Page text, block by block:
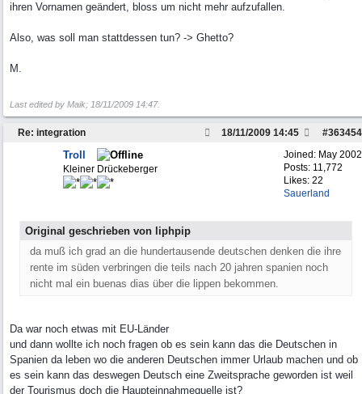
ihren Vornamen geändert, bloss um nicht mehr aufzufallen.
Also, was soll man stattdessen tun? -> Ghetto?
M.
Last edited by Maik; 18/11/2009 14:47.
Re: integration #363454
18/11/2009 14:45
Joined: May 2002
Posts: 11,772
Likes: 22
Sauerland
Troll
Kleiner Drückeberger
Original geschrieben von liphpip
da muß ich grad an die hundertausende deutschen denken die ihre
rente im süden verbringen die teils nach 20 jahren spanien noch
nicht mal ein buenas dias über die lippen bekommen.
Da war noch etwas mit EU-Länder
und dann wollte ich noch fragen ob es sein kann das die Deutschen in
Spanien da leben wo die anderen Deutschen immer Urlaub machen und ob
es sein kann das deswegen Deutsch eine Zweitsprache geworden ist weil
der Tourismus doch die Haupteinnahmequelle ist?